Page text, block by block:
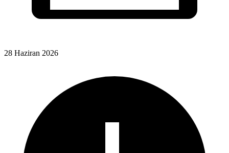
28 Haziran 2026